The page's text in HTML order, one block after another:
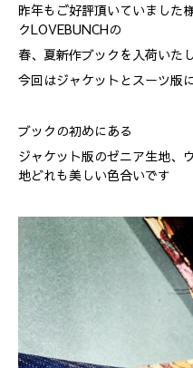
昨年もご好評頂いていました
クLOVEBUNCHの
春、夏新作ブックを入荷いた
今回はジャケットとスーツ版
ブックの初めにある
ジャケット版のゼニア生地、
地どれも美しい色合いです